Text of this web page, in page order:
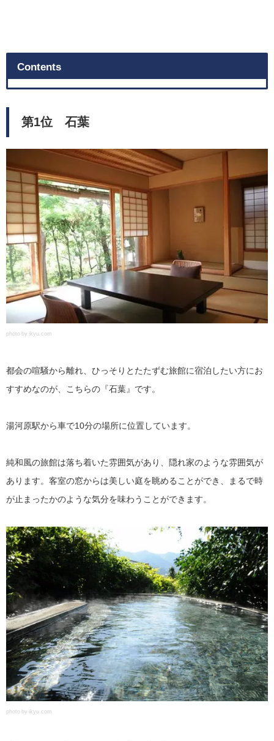
Contents
第1位 石葉
photo by ikyu.com
都会の喧騒から離れ、ひっそりとたたずむ旅館に宿泊したい方にお
すすめなのが、こちらの『石葉』です。
湯河原駅から車で10分の場所に位置しています。
純和風の旅館は落ち着いた雰囲気があり、隠れ家のような雰囲気が
あります。客室の窓からは美しい庭を眺めることができ、まるで時
が止まったかのような気分を味わうことができます。
photo by ikyu.com